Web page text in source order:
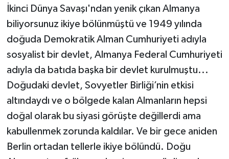
İkinci Dünya Savaşı'ndan yenik çıkan Almanya
biliyorsunuz ikiye bölünmüştü ve 1949 yılında
doğuda Demokratik Alman Cumhuriyeti adıyla
sosyalist bir devlet, Almanya Federal Cumhuriyeti
adıyla da batıda başka bir devlet kurulmuştu...
Doğudaki devlet, Sovyetler Birliği’nin etkisi
altındaydı ve o bölgede kalan Almanların hepsi
doğal olarak bu siyasi görüşte değillerdi ama
kabullenmek zorunda kaldılar. Ve bir gece aniden
Berlin ortadan tellerle ikiye bölündü. Doğu